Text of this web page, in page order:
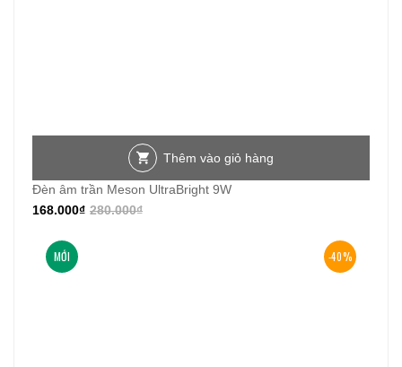
Thêm vào giỏ hàng
Đèn âm trần Meson UltraBright 9W
280.000₫
168.000₫
-40%
MỚI